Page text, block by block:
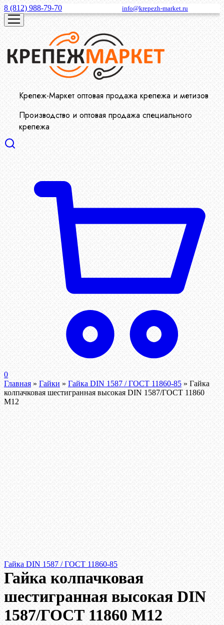
8 (812) 988-79-70 info@krepezh-market.ru
Крепеж-Маркет оптовая продажа крепежа и метизов
Производство и оптовая продажа специального
крепежа
0
Главная » Гайки » Гайка DIN 1587 / ГОСТ 11860-85 » Гайка
колпачковая шестигранная высокая DIN 1587/ГОСТ 11860
М12
Гайка DIN 1587 / ГОСТ 11860-85
Гайка колпачковая
шестигранная высокая DIN
1587/ГОСТ 11860 М12